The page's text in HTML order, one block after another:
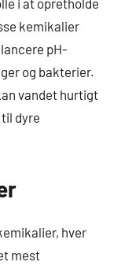
i at opretholde
kemikalier
pH-
og bakterier.
vandet hurtigt
dyre
hver
mest